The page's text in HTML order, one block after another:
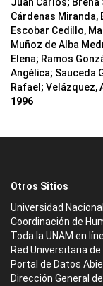
Cárdenas Miranda,
Escobar Cedillo,
Muñoz de Alba
Elena; Ramos
Angélica; Sauceda
Rafael; Velázquez,
1996
Otros Sitios
Universidad
Coordinación de
Toda la UNAM en
Red Universitaria
Portal de Datos
Dirección General